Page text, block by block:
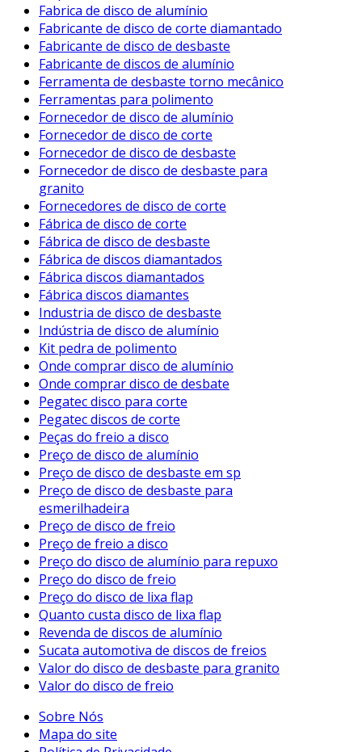
Fabrica de disco de alumínio
Fabricante de disco de corte diamantado
Fabricante de disco de desbaste
Fabricante de discos de alumínio
Ferramenta de desbaste torno mecânico
Ferramentas para polimento
Fornecedor de disco de alumínio
Fornecedor de disco de corte
Fornecedor de disco de desbaste
Fornecedor de disco de desbaste para
granito
Fornecedores de disco de corte
Fábrica de disco de corte
Fábrica de disco de desbaste
Fábrica de discos diamantados
Fábrica discos diamantados
Fábrica discos diamantes
Industria de disco de desbaste
Indústria de disco de alumínio
Kit pedra de polimento
Onde comprar disco de alumínio
Onde comprar disco de desbate
Pegatec disco para corte
Pegatec discos de corte
Peças do freio a disco
Preço de disco de alumínio
Preço de disco de desbaste em sp
Preço de disco de desbaste para
esmerilhadeira
Preço de disco de freio
Preço de freio a disco
Preço do disco de alumínio para repuxo
Preço do disco de freio
Preço do disco de lixa flap
Quanto custa disco de lixa flap
Revenda de discos de alumínio
Sucata automotiva de discos de freios
Valor do disco de desbaste para granito
Valor do disco de freio
Sobre Nós
Mapa do site